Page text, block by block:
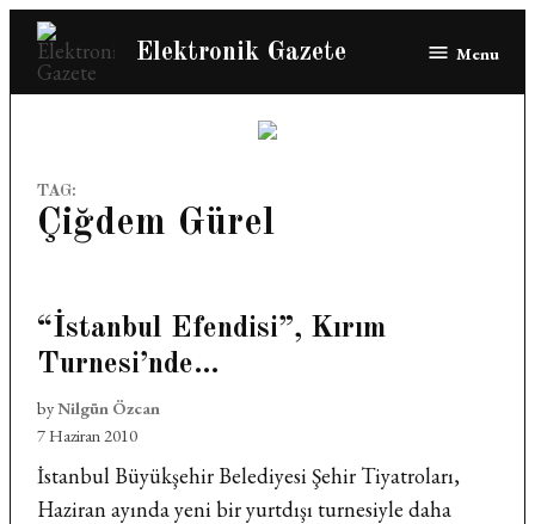
Skip
content
Elektronik Gazete Menu
TAG:
Çiğdem Gürel
“İstanbul Efendisi”, Kırım
Turnesi’nde…
byNilgün Özcan
7 Haziran 2010
İstanbul Büyükşehir Belediyesi Şehir Tiyatroları,
Haziran ayında yeni bir yurtdışı turnesiyle daha